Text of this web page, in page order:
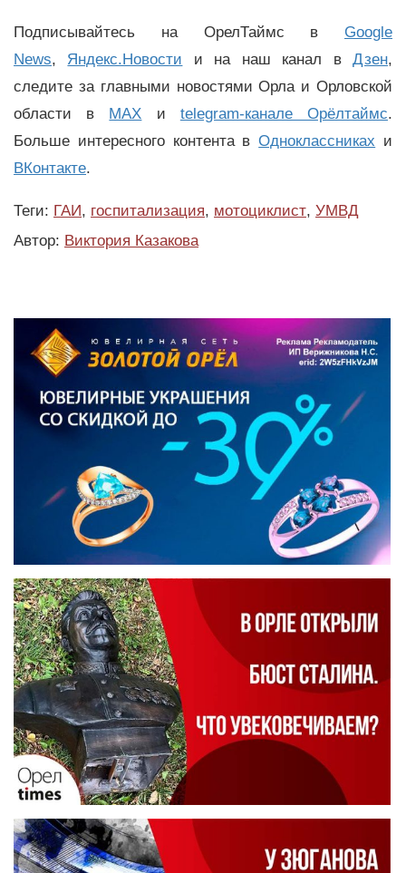
Подписывайтесь на ОрелТаймс в Google
News, Яндекс.Новости и на наш канал вДзен,
следите за главными новостями Орла и Орловской
области в MAX и telegram-канале Орёлтаймс.
Больше интересного контента вОдноклассниках и
ВКонтакте.
Теги: ГАИ, госпитализация, мотоциклист, УМВД
Автор: Виктория Казакова